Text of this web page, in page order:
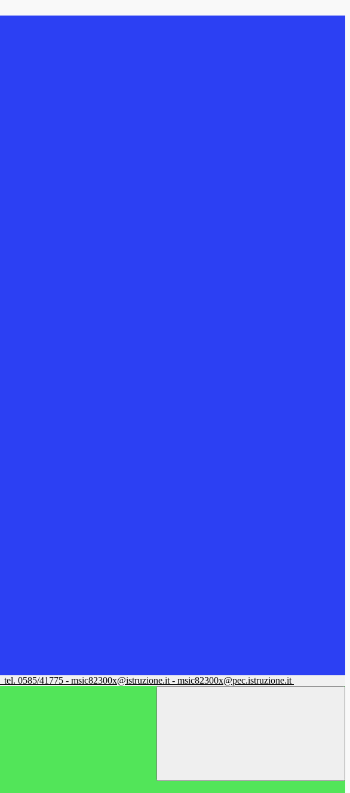
tel. 0585/41775 - msic82300x@istruzione.it - msic82300x@pec.istruzione.it